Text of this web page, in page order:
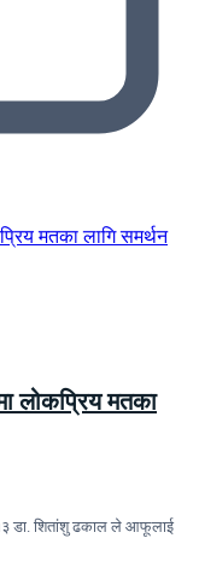
लोकप्रिय मतका
१३ डा. शितांशु ढकाल ले आफूलाई